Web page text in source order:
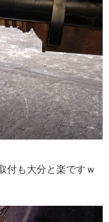
付も大分と楽ですｗ